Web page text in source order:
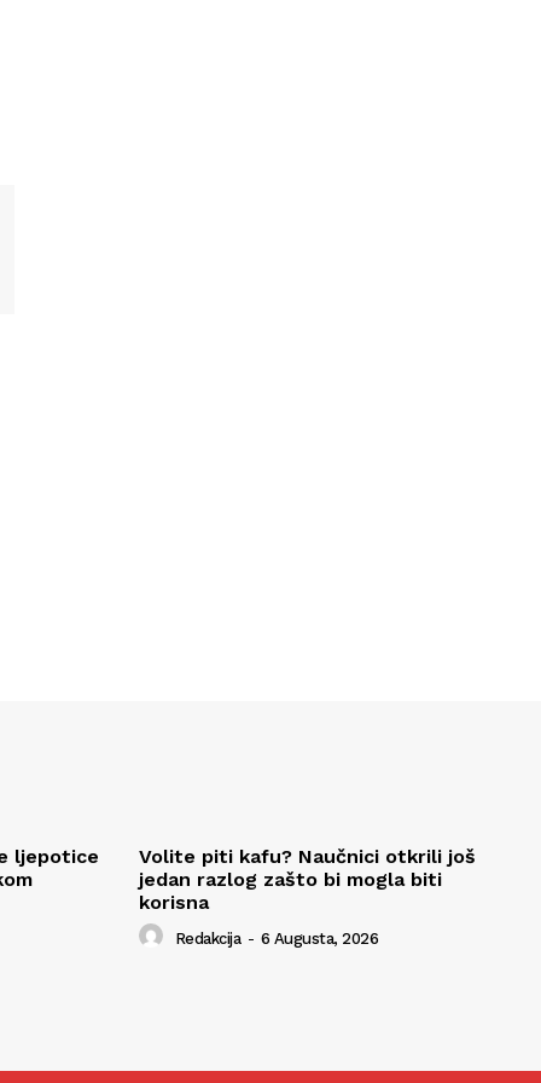
ljepotice
Volite piti kafu? Naučnici otkrili još
jedan razlog zašto bi mogla biti
korisna
Redakcija - 6 Augusta, 2026